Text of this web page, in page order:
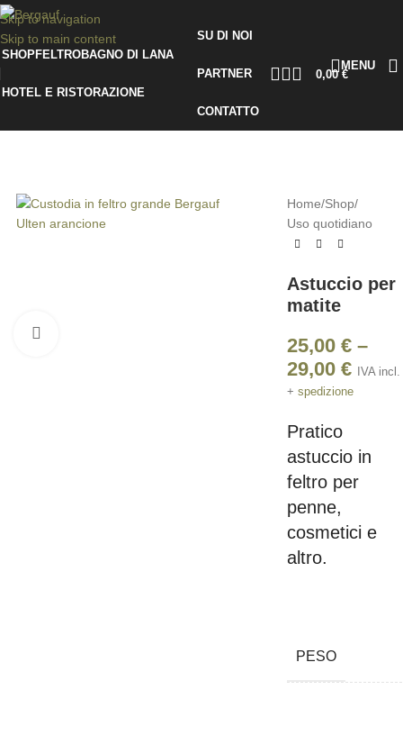
Skip to navigation
Skip to main content
SHOPFELTROBAGNO DI LANA
HOTEL E RISTORAZIONE
SU DI NOI
PARTNER
CONTATTO
0,00€
MENU
Home/Shop/
Uso quotidiano
Astuccio per
matite
25,00 €–
29,00 €
IVA incl.
+ spedizione
Pratico
astuccio in
feltro per
penne,
cosmetici e
altro.
PESO